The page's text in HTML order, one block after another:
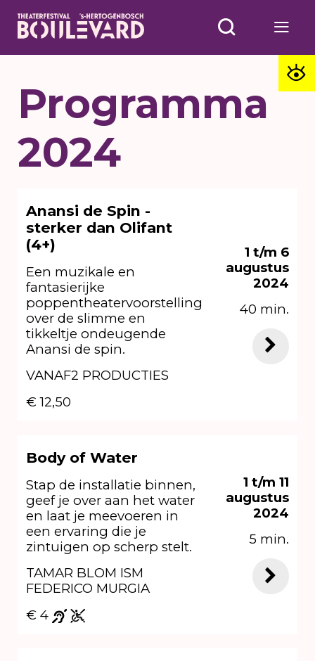
Programma
2024
Anansi de Spin -
sterker dan Olifant
(4+)
Een muzikale en
fantasierijke
poppentheatervoorstelling
over de slimme en
tikkeltje ondeugende
Anansi de spin.
VANAF2 PRODUCTIES
€ 12,50
1 t/m 6
augustus
2024
40 min.
Body of Water
Stap de installatie binnen,
geef je over aan het water
en laat je meevoeren in
een ervaring die je
zintuigen op scherp stelt.
TAMAR BLOM ISM
FEDERICO MURGIA
€ 4
1 t/m 11
augustus
2024
5 min.